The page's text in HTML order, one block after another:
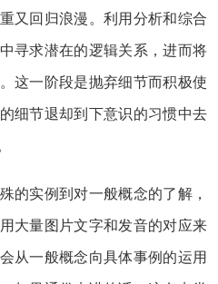
又回归浪漫。利用分析和综合
寻求潜在的逻辑关系，进而将
这一阶段是抛弃细节而积极使
细节退却到下意识的习惯中去
的实例到对一般概念的了解，
大量图片文字和发音的对应来
从一般概念向具体事例的运用